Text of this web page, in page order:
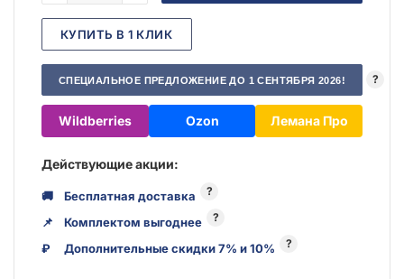
КУПИТЬ В 1 КЛИК
СПЕЦИАЛЬНОЕ ПРЕДЛОЖЕНИЕ ДО 1 СЕНТЯБРЯ 2026! ?
Wildberries Ozon Лемана Про
Действующие акции:
🚚 Бесплатная доставка ?
📌 Комплектом выгоднее ?
₽ Дополнительные скидки 7% и 10% ?